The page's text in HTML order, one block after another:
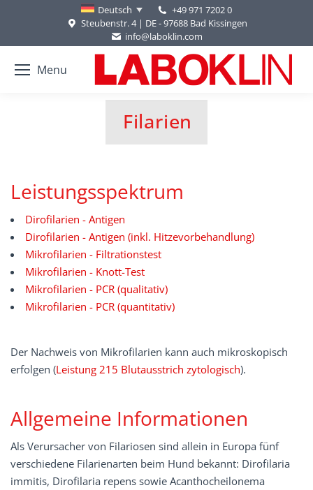
Deutsch
+49 971 7202 0
Steubenstr. 4 | DE - 97688 Bad Kissingen
info@laboklin.com
Menu
Filarien
Sie befinden sich hier:
Leistungsspektrum
Dirofilarien - Antigen
Dirofilarien - Antigen (inkl. Hitzevorbehandlung)
Mikrofilarien - Filtrationstest
Mikrofilarien - Knott-Test
Mikrofilarien - PCR (qualitativ)
Mikrofilarien - PCR (quantitativ)
Der Nachweis von Mikrofilarien kann auch mikroskopisch
erfolgen (Leistung 215 Blutausstrich zytologisch).
Allgemeine Informationen
Als Verursacher von Filariosen sind allein in Europa fünf
verschiedene Filarienarten beim Hund bekannt: Dirofilaria
immitis, Dirofilaria repens sowie Acanthocheilonema